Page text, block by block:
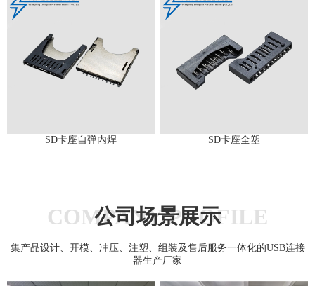
SD卡座自弹内焊 SD卡座全塑
COMPANY PROFILE
公司场景展示
集产品设计、开模、冲压、注塑、组装及售后服务一体化的USB连接
器生产厂家